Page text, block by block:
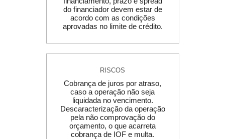
do financiador devem estar de
acordo com as condições
aprovadas no limite de crédito.
RISCOS
Cobrança de juros por atraso,
caso a operação não seja
liquidada no vencimento.
Descaracterização da operação
pela não comprovação do
orçamento, o que acarreta
cobrança de IOF e multa.